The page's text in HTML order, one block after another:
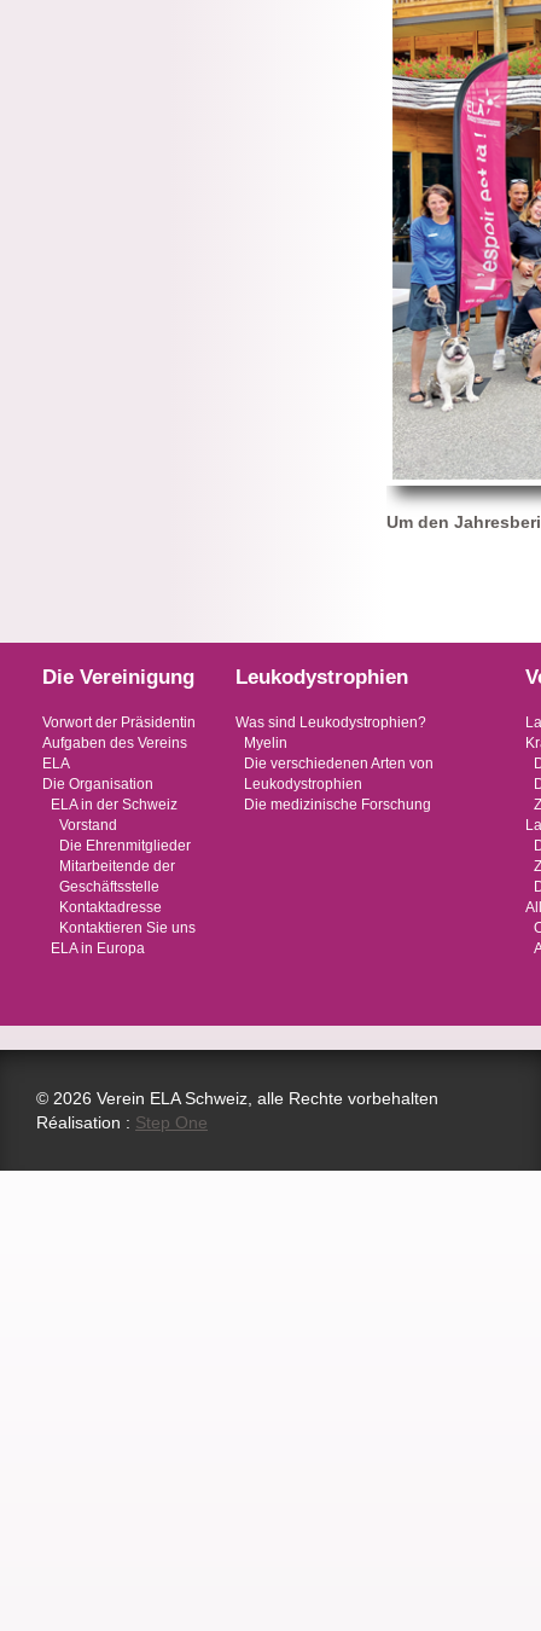
Um den
Die Vereinigung
Vorwort der Präsidentin
Aufgaben des Vereins
ELA
Die Organisation
ELA in der Schweiz
Vorstand
Die Ehrenmitglieder
Mitarbeitende der
Geschäftsstelle
Kontaktadresse
Kontaktieren Sie uns
ELA in Europa
Leukodystrophien
Was sind Leukodystrophien?
Myelin
Die verschiedenen Arten von
Leukodystrophien
Die medizinische Forschung
© 2026 Verein ELA Schweiz, alle Rechte vorbehalten
Réalisation : Step One